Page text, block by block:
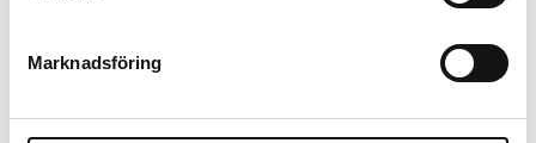
Marknadsföring
Det är inte evidenskrav som
bakbinder polisen